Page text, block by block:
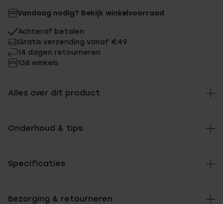
Vandaag nodig? Bekijk winkelvoorraad
Achteraf betalen
Gratis verzending vanaf €49
14 dagen retourneren
138 winkels
Alles over dit product
Onderhoud & tips
Specificaties
Bezorging & retourneren